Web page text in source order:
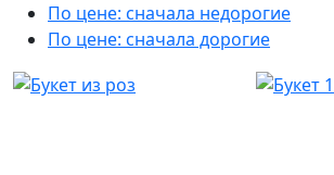
По цене: сначала недорогие
По цене: сначала дорогие